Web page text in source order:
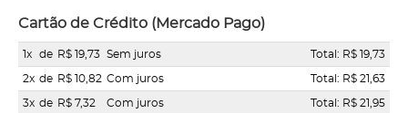
Cartão de Crédito (Mercado Pago)
1x de R$ 19,73 Sem juros Total: R$ 19,73
2x de R$ 10,82 Com juros Total: R$ 21,63
3x de R$ 7,32 Com juros Total: R$ 21,95